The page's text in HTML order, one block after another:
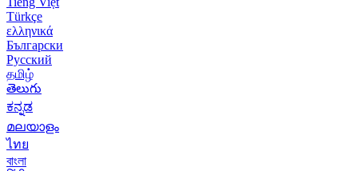
Türkçe
ελληνικά
Български
Русский
தமிழ்
తెలుగు
ಕನ್ನಡ
മലയാളം
ไทย
বাংলা